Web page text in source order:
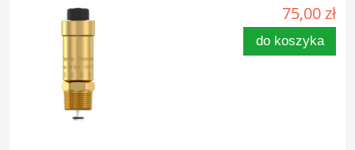
75,00 zł
do koszyka